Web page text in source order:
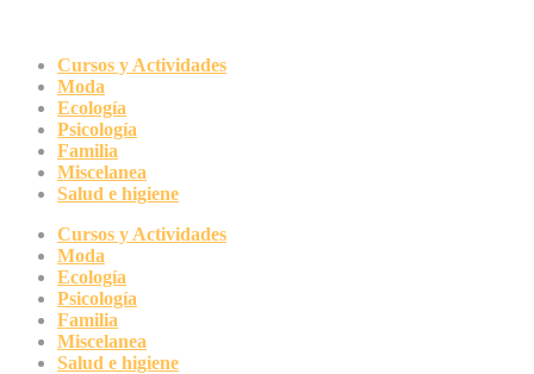
contenidoCursos y Actividades
Moda
Ecología
Psicología
Familia
Miscelanea
Salud e higiene
Cursos y Actividades
Moda
Ecología
Psicología
Familia
Miscelanea
Salud e higiene